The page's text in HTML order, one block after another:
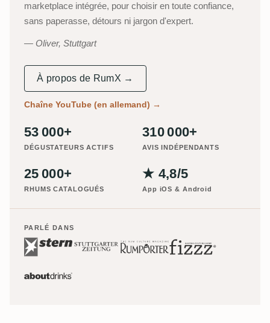
marketplace intégrée, pour choisir en toute confiance,
sans paperasse, détours ni jargon d'expert.
Oliver, Stuttgart
À propos de RumX →
Chaîne YouTube (en allemand) →
53 000+
DÉGUSTATEURS ACTIFS
310 000+
AVIS INDÉPENDANTS
25 000+
RHUMS CATALOGUÉS
★ 4,8/5
App iOS & Android
PARLÉ DANS